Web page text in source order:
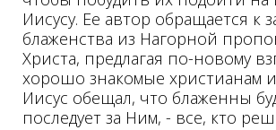
Иисусу. Ее автор обращается к
блаженства из Нагорной
Христа, предлагая по-новому
хорошо знакомые христианам
Иисус обещал, что блаженны
последует за Ним, - все, кто